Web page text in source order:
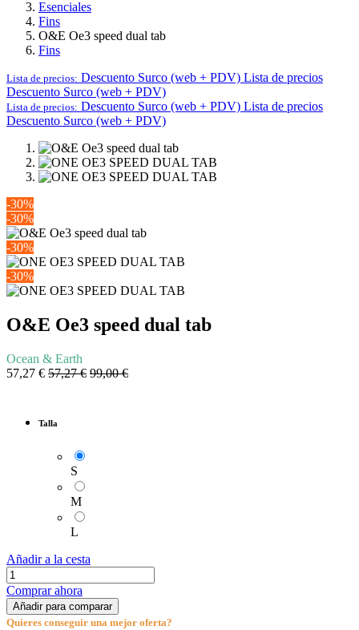
Esenciales
Fins
O&E Oe3 speed dual tab
Fins
Lista de precios: Descuento Surco (web + PDV) Lista de precios
Descuento Surco (web + PDV)
Lista de precios: Descuento Surco (web + PDV) Lista de precios
Descuento Surco (web + PDV)
-30%
-30%
-30%
-30%
O&E Oe3 speed dual tab
Ocean & Earth
57,27 € 57,27€ 99,00€
Talla
S
M
L
Añadir a la cesta
Comprar ahora
Añadir para comparar
Quieres conseguir una mejor oferta?